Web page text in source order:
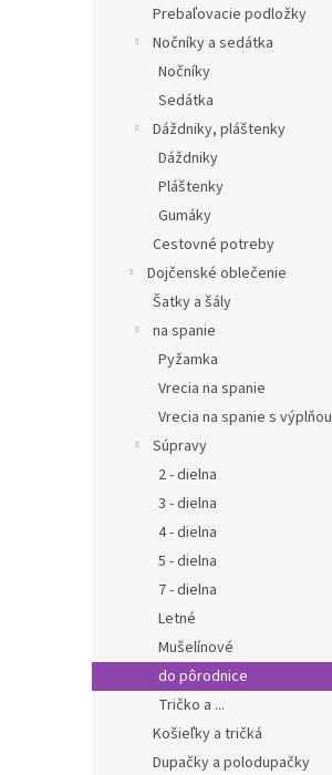
Prebaľovacie podložky
Nočníky a sedátka
Nočníky
Sedátka
Dáždniky, pláštenky
Dáždniky
Pláštenky
Gumáky
Cestovné potreby
Dojčenské oblečenie
Šatky a šály
na spanie
Pyžamka
Vrecia na spanie
Vrecia na spanie s výplňou
Súpravy
2 - dielna
3 - dielna
4 - dielna
5 - dielna
7 - dielna
Letné
Mušelínové
do pôrodnice
Tričko a ...
Košieľky a tričká
Dupačky a polodupačky